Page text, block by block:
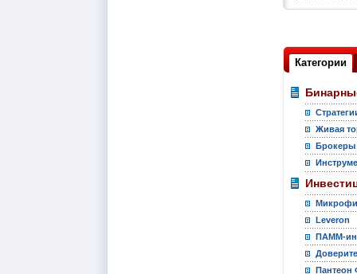
Категории
Живая
Брокеры
Leveron
ПАММ-
Пантеон